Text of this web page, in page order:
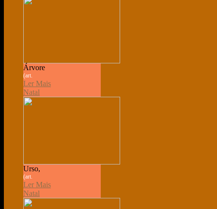
Árvore
(art.
Ler Mais
Natal
Urso,
(art.
Ler Mais
Natal